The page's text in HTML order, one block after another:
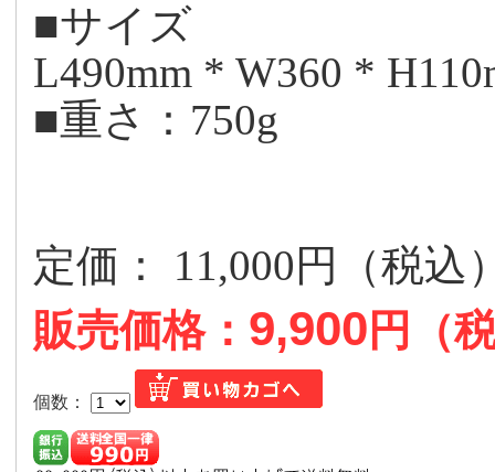
■サイズ
L490mm * W360 *
■重さ：750g
定価： 11,000円（税込
販売価格： 9,900 円（
個数：